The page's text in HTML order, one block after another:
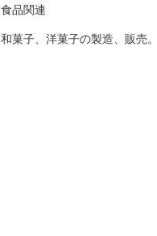
食品関連
和菓子、洋菓子の製造、販売。